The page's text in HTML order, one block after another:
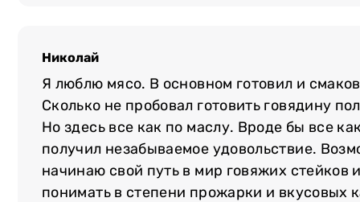
характеристики м`яса.
Товар доставляємо за зазначеною адресою
фірмовій упаковці. Оплатити покупку
картою або готівкою при отриманні
можете придбати стейк у мережі магазинів
Николай
Я люблю мясо. В основном готовил и
Сколько не пробовал готовить говядину
Но здесь все как по маслу. Вроде бы все
получил незабываемое удовольствие.
начинаю свой путь в мир говяжих стейков
понимать в степени прожарки и вкусовых